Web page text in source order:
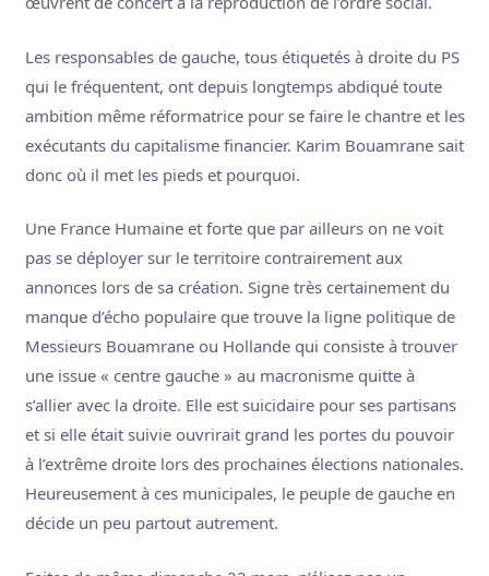
Les responsables de gauche, tous étiquetés à droite du PS
qui le fréquentent, ont depuis longtemps abdiqué toute
ambition même réformatrice pour se faire le chantre et les
exécutants du capitalisme financier. Karim Bouamrane sait
donc où il met les pieds et pourquoi.
Une France Humaine et forte que par ailleurs on ne voit
pas se déployer sur le territoire contrairement aux
annonces lors de sa création. Signe très certainement du
manque d’écho populaire que trouve la ligne politique de
Messieurs Bouamrane ou Hollande qui consiste à trouver
une issue « centre gauche » au macronisme quitte à
s’allier avec la droite. Elle est suicidaire pour ses partisans
et si elle était suivie ouvrirait grand les portes du pouvoir
à l’extrême droite lors des prochaines élections nationales.
Heureusement à ces municipales, le peuple de gauche en
décide un peu partout autrement.